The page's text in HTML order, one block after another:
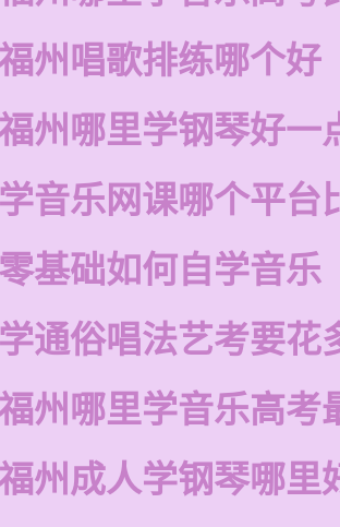
州唱歌排练哪个好
州哪里学钢琴好一
学音乐网课哪个平台
零基础如何自学音乐
学通俗唱法艺考要花
州哪里学音乐高考
州成人学钢琴哪里